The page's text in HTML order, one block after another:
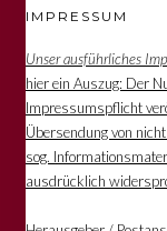
IMPRESSUM
Unser ausführliches
hier ein Auszug: Der
Impressumspflicht
Übersendung von
sog.
ausdrücklich